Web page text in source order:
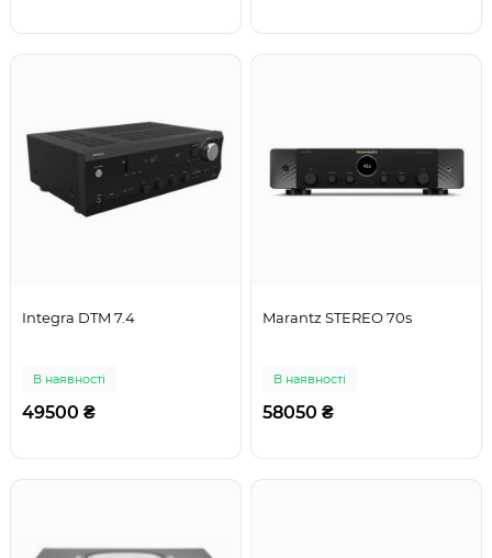
Integra DTM 7.4
В наявності
49500 ₴
Marantz STEREO 70s
В наявності
58050 ₴